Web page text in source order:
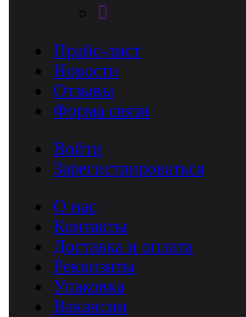
Прайс-лист
Новости
Отзывы
Форма связи
Войти
Зарегистрироваться
О нас
Контакты
Доставка и оплата
Реквизиты
Упаковка
Вакансии